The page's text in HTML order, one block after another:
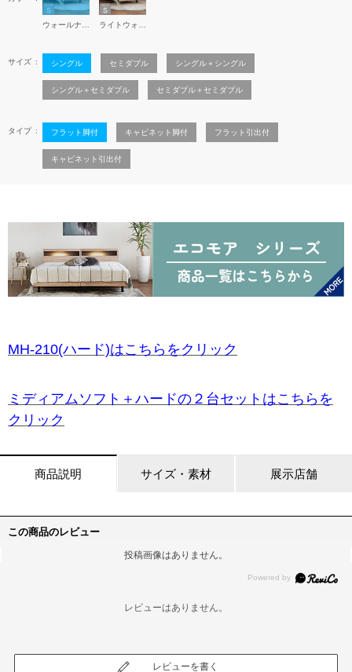
サイズ シングル セミダブル シングル＋シングル
シングル＋セミダブル セミダブル＋セミダブル
タイプ フラット脚付 キャビネット脚付 フラット引出付
キャビネット引出付
MH-210(ハード)はこちらをクリック
ミディアムソフト＋ハードの２台セットはこちらを
クリック
商品説明 サイズ・素材 展示店舗
この商品のレビュー
投稿画像はありません。
レビューはありません。
レビューを書く